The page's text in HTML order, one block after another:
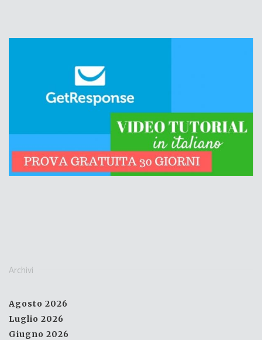
Archivi
Agosto 2026
Luglio 2026
Giugno 2026